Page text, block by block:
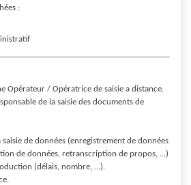
:
Opérateur / Opératrice de saisie a distance.
de la saisie des documents de
de données (enregistrement de données
de données, retranscription de propos, …)
(délais, nombre, …).